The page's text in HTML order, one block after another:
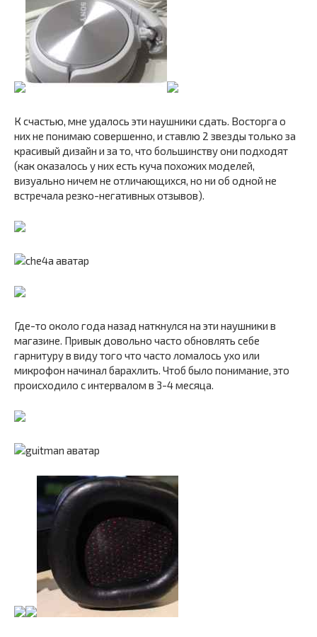
К счастью, мне удалось эти наушники сдать. Восторга о
них не понимаю совершенно, и ставлю 2 звезды только за
красивый дизайн и за то, что большинству они подходят
(как оказалось у них есть куча похожих моделей,
визуально ничем не отличающихся, но ни об одной не
встречала резко-негативных отзывов).
Где-то около года назад наткнулся на эти наушники в
магазине. Привык довольно часто обновлять себе
гарнитуру в виду того что часто ломалось ухо или
микрофон начинал барахлить. Чтоб было понимание, это
происходило с интервалом в 3-4 месяца.